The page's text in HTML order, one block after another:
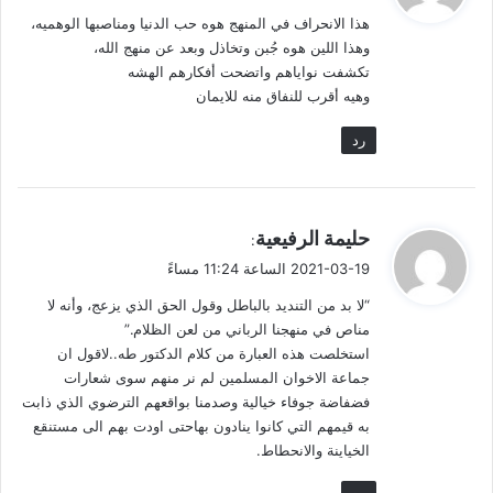
إن النظر في تاريخ تأليف الكتاب يعطي بالمقارنة فكرة عن مدى
التخلف الزمني عن الرشاد المطلوب لرؤية الراشد والمؤسسة
الحاضنة له! وأحمد الله جل جلاله على أنني لم أكن آنذاك أنطلق من
مؤسسة؛ يبدو أن وجود تلك المؤسسات كان عائقاً أمام التقدم، وكان
حجاباً ساتراً يمنع المتقدم من رؤية الطريق!
ل
هذا الانحراف في المنهج هوه حب الدنيا ومناصبها الوهميه،
وهذا اللين هوه جُبن وتخاذل وبعد عن منهج الله،
تكشفت نواياهم واتضحت أفكارهم الهشه
وهيه أقرب للنفاق منه للايمان
رد
ي
ل
حليمة الرفيعية:
2021-03-19 الساعة 11:24 مساءً
“لا بد من التنديد بالباطل وقول الحق الذي يزعج، وأنه لا
مناص في منهجنا الرباني من لعن الظلام.”
استخلصت هذه العبارة من كلام الدكتور طه..لاقول ان
جماعة الاخوان المسلمين لم نر منهم سوى شعارات
فضفاضة جوفاء خيالية وصدمنا بواقعهم الترضوي الذي ذابت
به قيمهم التي كانوا ينادون بهاحتى اودت بهم الى مستنقع
الخياينة والانحطاط.